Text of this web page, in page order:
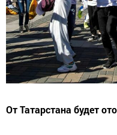
От Татарстана будет